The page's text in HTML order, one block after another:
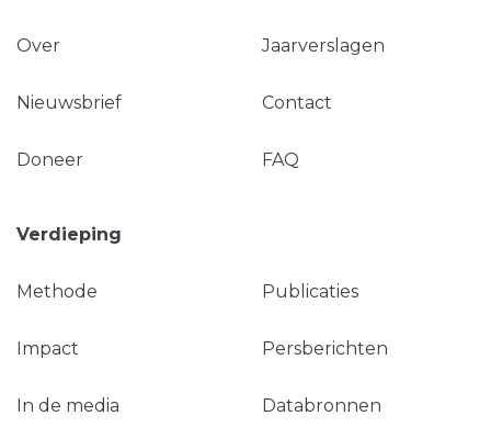
Over Jaarverslagen
Nieuwsbrief Contact
Doneer FAQ
Verdieping
Methode Publicaties
Impact Persberichten
In de media Databronnen